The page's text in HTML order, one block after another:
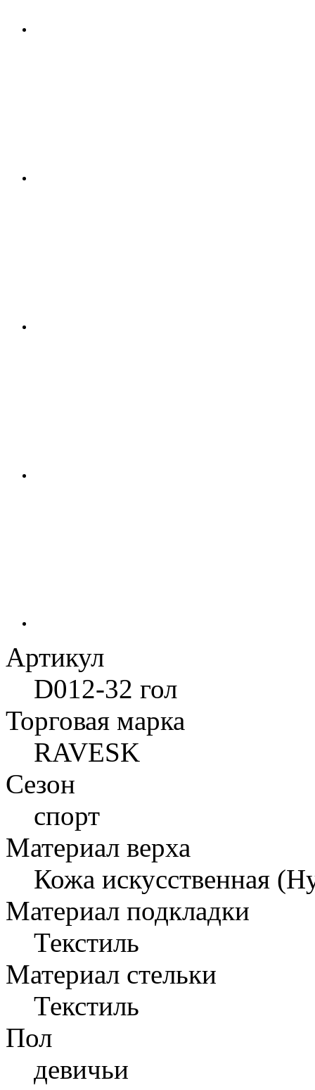
Артикул
D012-32 гол
Торговая марка
RAVESK
Сезон
спорт
Материал верха
Кожа искусственная
Материал подкладки
Текстиль
Материал стельки
Текстиль
Пол
девичьи